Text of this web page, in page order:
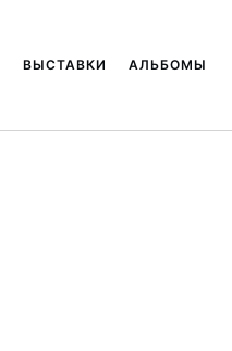
ВЫСТАВКИ АЛЬБОМЫ